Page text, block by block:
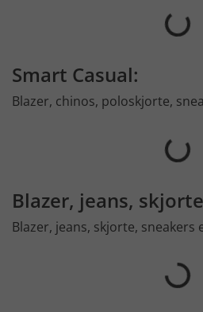
Smart Casual:
Blazer, chinos, poloskjorte,
Blazer, jeans,
Blazer, jeans, skjorte, sneakers